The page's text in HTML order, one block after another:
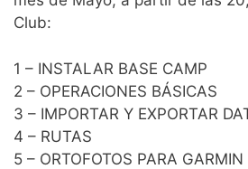
Club:
1 – INSTALAR BASE CAMP
2 – OPERACIONES BÁSICAS
3 – IMPORTAR Y EXPORTAR
4 – RUTAS
5 – ORTOFOTOS PARA GARMIN